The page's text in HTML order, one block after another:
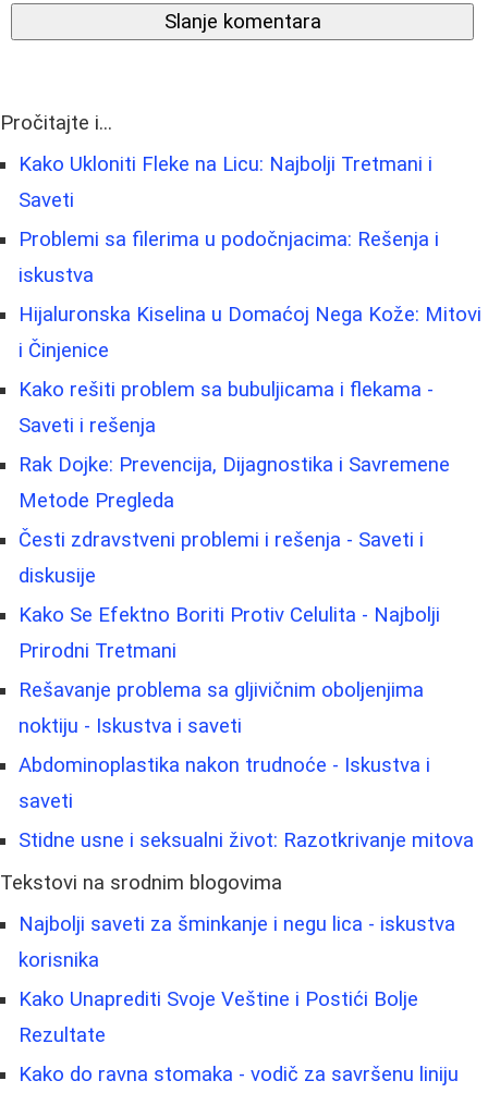
Slanje komentara
Pročitajte i...
Kako Ukloniti Fleke na Licu: Najbolji Tretmani i
Saveti
Problemi sa filerima u podočnjacima: Rešenja i
iskustva
Hijaluronska Kiselina u Domaćoj Nega Kože: Mitovi
i Činjenice
Kako rešiti problem sa bubuljicama i flekama -
Saveti i rešenja
Rak Dojke: Prevencija, Dijagnostika i Savremene
Metode Pregleda
Česti zdravstveni problemi i rešenja - Saveti i
diskusije
Kako Se Efektno Boriti Protiv Celulita - Najbolji
Prirodni Tretmani
Rešavanje problema sa gljivičnim oboljenjima
noktiju - Iskustva i saveti
Abdominoplastika nakon trudnoće - Iskustva i
saveti
Stidne usne i seksualni život: Razotkrivanje mitova
Tekstovi na srodnim blogovima
Najbolji saveti za šminkanje i negu lica - iskustva
korisnika
Kako Unaprediti Svoje Veštine i Postići Bolje
Rezultate
Kako do ravna stomaka - vodič za savršenu liniju